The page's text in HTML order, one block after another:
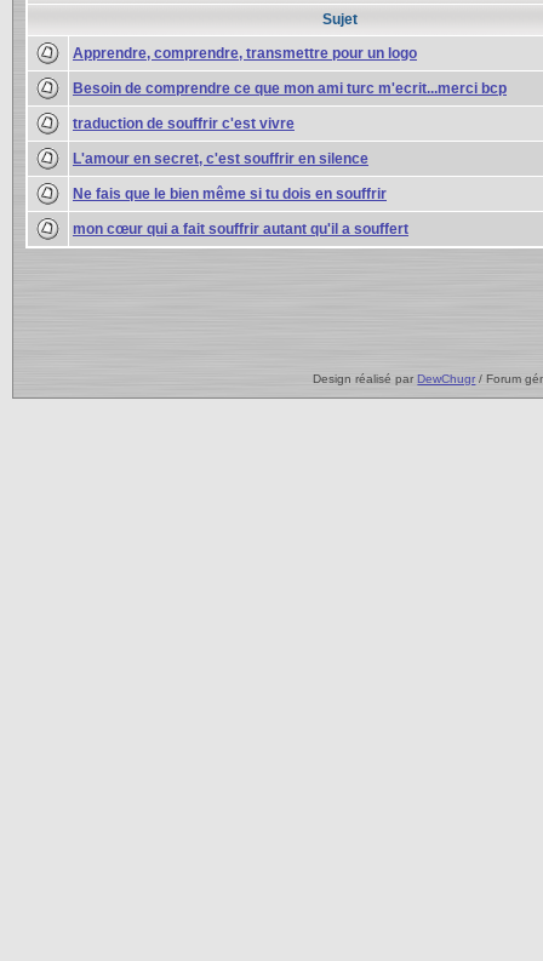
Sujet
Apprendre, comprendre, transmettre pour un logo
Besoin de comprendre ce que mon ami turc m'ecrit...merci bcp
traduction de souffrir c'est vivre
L'amour en secret, c'est souffrir en silence
Ne fais que le bien même si tu dois en souffrir
mon cœur qui a fait souffrir autant qu'il a souffert
Design réalisé parDewChugr / Forum